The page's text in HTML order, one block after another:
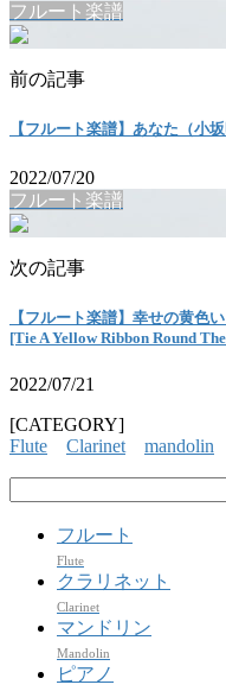
フルート楽譜
前の記事
【フルート楽譜】あなた（小
2022/07/20
フルート楽譜
次の記事
【フルート楽譜】幸せの黄色
[Tie A Yellow Ribbon Round
2022/07/21
[CATEGORY]
Flute
Clarinet mandolin
フルート
Flute
クラリネット
Clarinet
マンドリン
Mandolin
ピアノ